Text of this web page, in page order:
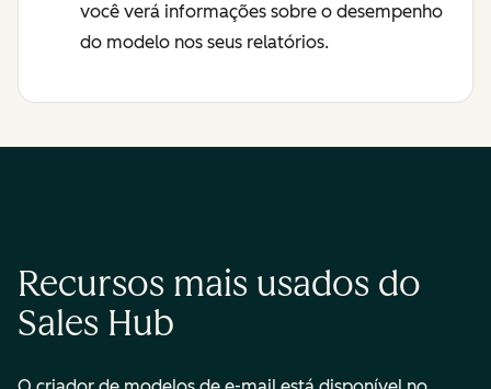
você verá informações sobre o desempenho
do modelo nos seus relatórios.
Recursos mais usados do
Sales Hub